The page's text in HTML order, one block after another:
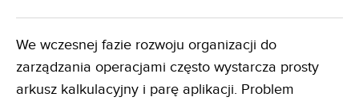
We wczesnej fazie rozwoju organizacji do
zarządzania operacjami często wystarcza prosty
arkusz kalkulacyjny i parę aplikacji. Problem